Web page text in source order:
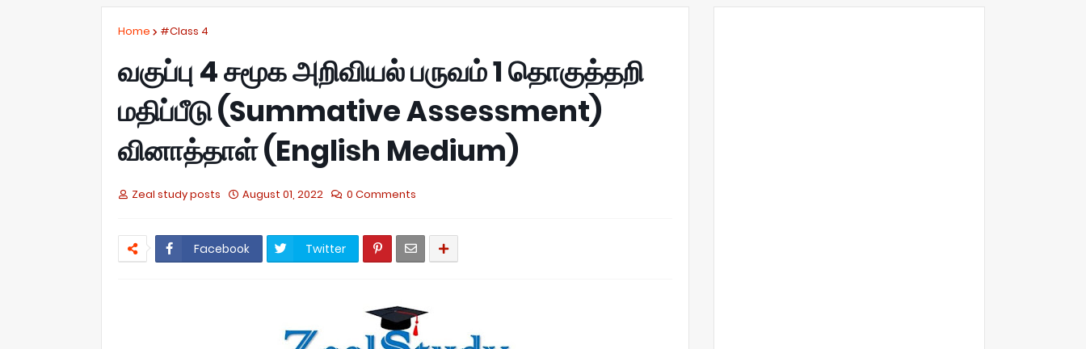
Home #Class 4
வகுப்பு 4 சமூக அறிவியல் பருவம் 1 தொகுத்தறி
மதிப்பீடு (Summative Assessment)
வினாத்தாள் (English Medium)
Zeal study posts August 01, 2022 0 Comments
Facebook Twitter